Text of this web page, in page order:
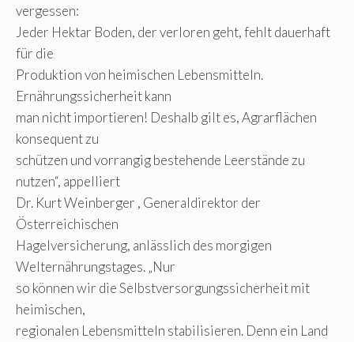
vergessen:
Jeder Hektar Boden, der verloren geht, fehlt dauerhaft
für die
Produktion von heimischen Lebensmitteln.
Ernährungssicherheit kann
man nicht importieren! Deshalb gilt es, Agrarflächen
konsequent zu
schützen und vorrangig bestehende Leerstände zu
nutzen“, appelliert
Dr. Kurt Weinberger , Generaldirektor der
Österreichischen
Hagelversicherung, anlässlich des morgigen
Welternährungstages. „Nur
so können wir die Selbstversorgungssicherheit mit
heimischen,
regionalen Lebensmitteln stabilisieren. Denn ein Land